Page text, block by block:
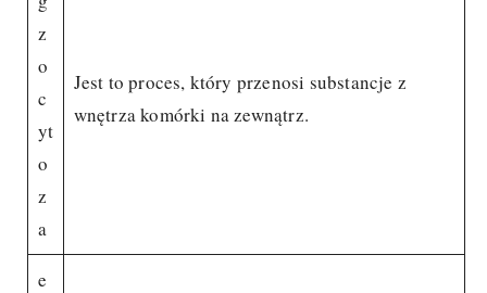
z
o
c
yt
o
z
a
Jest to proces, który przenosi substancje z
wnętrza komórki na zewnątrz.
e